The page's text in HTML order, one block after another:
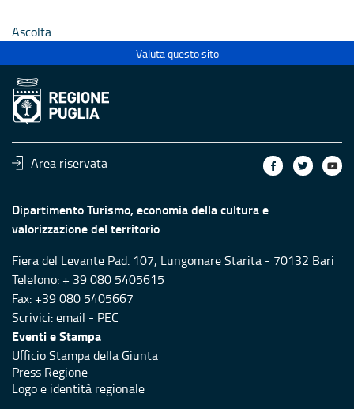
Ascolta
Valuta questo sito
Area riservata
Dipartimento Turismo, economia della cultura e
valorizzazione del territorio
Fiera del Levante Pad. 107, Lungomare Starita - 70132 Bari
Telefono: + 39 080 5405615
Fax: +39 080 5405667
Scrivici:email - PEC
Eventi e Stampa
Ufficio Stampa della Giunta
Press Regione
Logo e identità regionale